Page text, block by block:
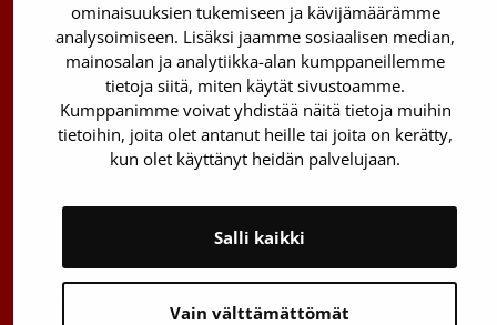
ominaisuuksien tukemiseen ja kävijämäärämme
analysoimiseen. Lisäksi jaamme sosiaalisen median,
mainosalan ja analytiikka-alan kumppaneillemme
tietoja siitä, miten käytät sivustoamme.
Kumppanimme voivat yhdistää näitä tietoja muihin
tietoihin, joita olet antanut heille tai joita on kerätty,
kun olet käyttänyt heidän palvelujaan.
Vain välttämättömät
Salli kaikki
Toimipisteiden yhteystiedot
Vantaan päätoimipiste
Sähköpostiosoitteet: etunimi.sukunimi@veripalvelu.fi
029 300 1010
Tietoa Veripalvelusta